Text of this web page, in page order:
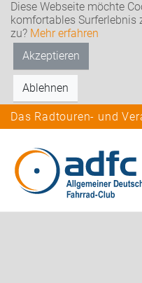
Diese Webseite möchte
komfortables Surferlebnis
zu? Mehr erfahren
Akzeptieren
Ablehnen
Das Radtouren- und